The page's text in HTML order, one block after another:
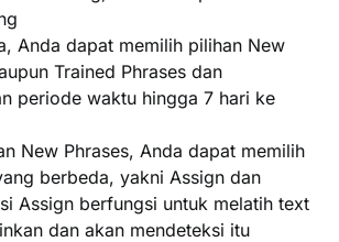
Anda dapat memilih pilihan New
Trained Phrases dan
periode waktu hingga 7 hari ke
New Phrases, Anda dapat memilih
berbeda, yakni Assign dan
Assign berfungsi untuk melatih text
dan akan mendeteksi itu